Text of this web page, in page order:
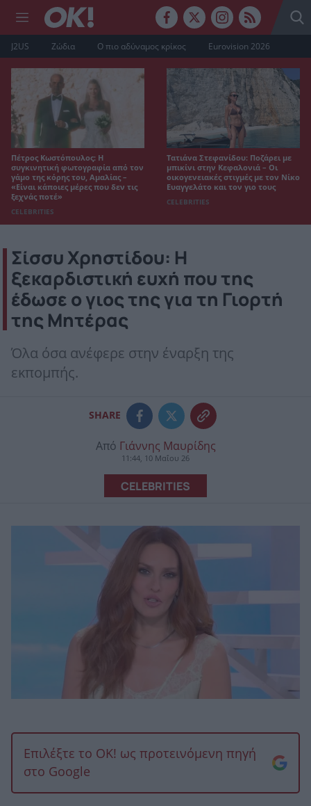
J2US Ζώδια Ο πιο αδύναμος κρίκος Eurovision 2026
Πέτρος Κωστόπουλος: Η
συγκινητική φωτογραφία από τον
γάμο της κόρης του, Αμαλίας –
«Είναι κάποιες μέρες που δεν τις
ξεχνάς ποτέ»
CELEBRITIES
Τατιάνα Στεφανίδου: Ποζάρει με
μπικίνι στην Κεφαλονιά – Οι
οικογενειακές στιγμές με τον Νίκο
Ευαγγελάτο και τον γιο τους
CELEBRITIES
Σίσσυ Χρηστίδου: Η
ξεκαρδιστική ευχή που της
έδωσε ο γιος της για τη Γιορτή
της Μητέρας
Όλα όσα ανέφερε στην έναρξη της
εκπομπής.
SHARE
Από Γιάννης Μαυρίδης
11:44, 10 Μαΐου 26
CELEBRITIES
Επιλέξτε το OK! ως προτεινόμενη πηγή
στο Google